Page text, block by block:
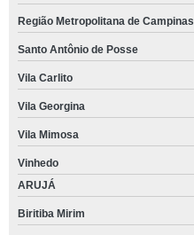
Região Metropolitana de Campinas
Santo Antônio de Posse
Vila Carlito
Vila Georgina
Vila Mimosa
Vinhedo
ARUJÁ
Biritiba Mirim